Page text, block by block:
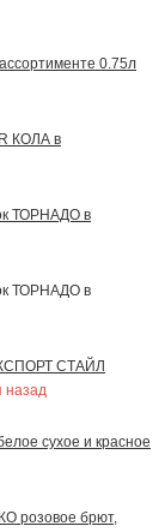
0.75л
КОЛА в
ТОРНАДО в
ТОРНАДО в
СТАЙЛ
назад
сухое и красное
розовое брют,